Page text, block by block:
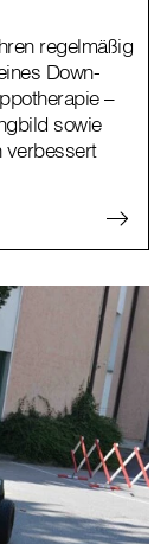
regelmäßig
Down-
–
sowie
verbessert